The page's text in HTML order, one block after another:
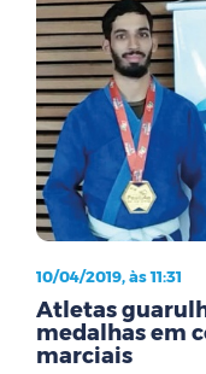
10/04/2019, às 11:31
Atletas
medalhas em
marciais